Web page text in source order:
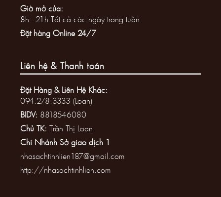
Giờ mở cửa:
8h - 21h Tất cả các ngày trong tuần
Đặt hàng Online 24/7
Liên hệ & Thanh toán
Đặt Hàng & Liên Hệ Khác:
094.278.3333 (Loan)
BIDV: 8818546080
Chủ TK: Trần Thị Loan
Chi Nhánh Sở giao dịch 1
nhasachtinhlien187@gmail.com
http://nhasachtinhlien.com